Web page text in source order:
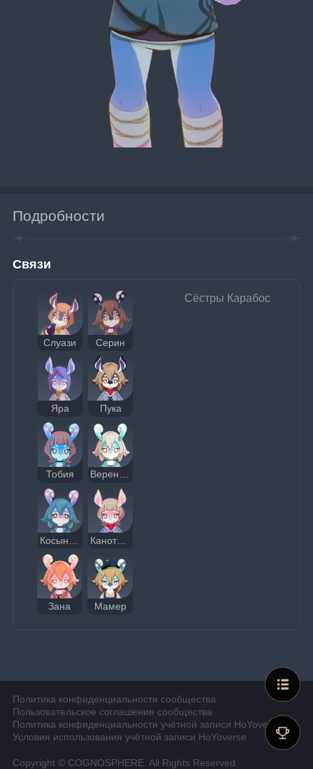
Подробности
Связи
Слуази Серин
Яра Пука
Тобия Верената
Зана Мамер
Сёстры Карабос
Политика конфиденциальности сообщества
Пользовательское соглашение сообщества
Политика конфиденциальности учётной записи HoYoverse
Условия использования учётной записи HoYoverse
Copyright © COGNOSPHERE. All Rights Reserved.